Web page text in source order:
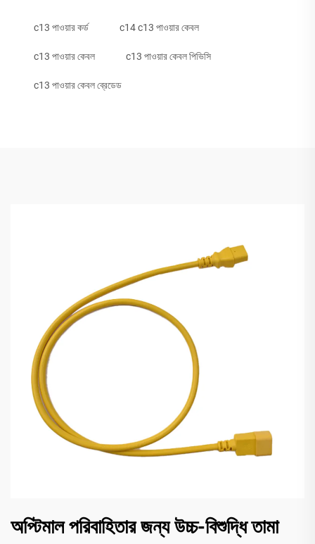
c13 পাওয়ার কর্ড c14 c13 পাওয়ার কেবল
c13 পাওয়ার কেবল c13 পাওয়ার কেবল পিভিসি
c13 পাওয়ার কেবল ব্রেডেড
অপ্টিমাল পরিবাহিতার জন্য উচ্চ-বিশুদ্ধি তামা